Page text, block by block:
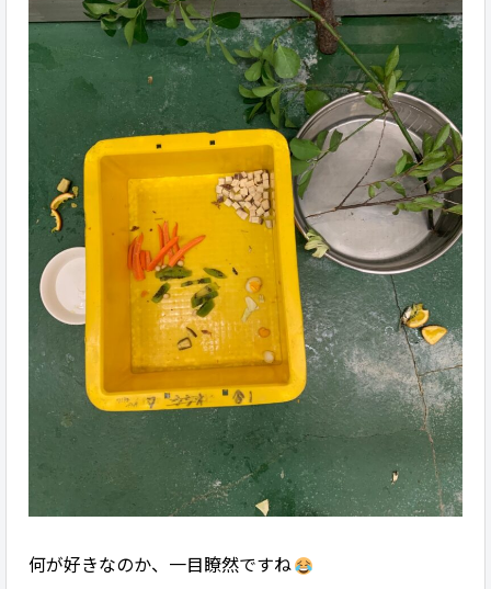
何が好きなのか、一目瞭然ですね